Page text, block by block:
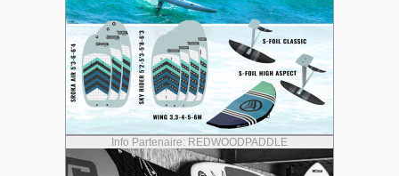
Info Partenaire: REDWOODPADDLE